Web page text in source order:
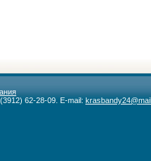
62-28-09. E-mail: